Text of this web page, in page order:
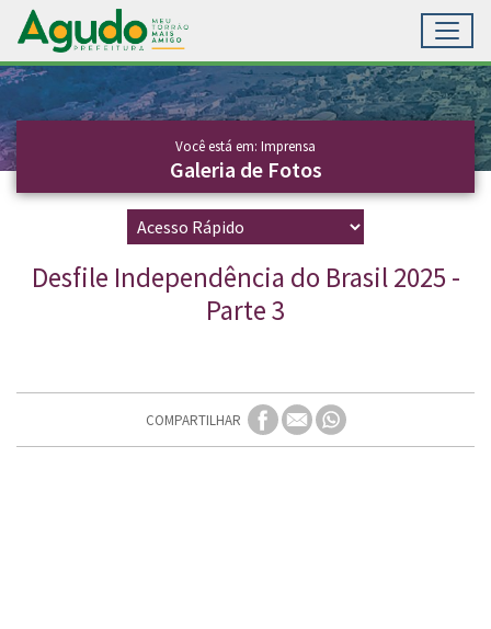
Ir para conteúdo principal
Conteúdo Principal
Você está em: Imprensa
Galeria de Fotos
Desfile Independência do Brasil 2025 -
Parte 3
COMPARTILHAR